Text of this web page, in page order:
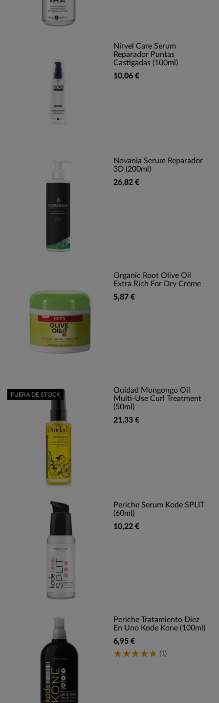
Nirvel Care Serum
Reparador Puntas
Castigadas (100ml)
10,06 €
Novania Serum Reparador
3D (200ml)
26,82 €
Organic Root Olive Oil
Extra Rich For Dry Creme
5,87 €
Ouidad Mongongo Oil
Multi-Use Curl Treatment
(50ml)
21,33 €
FUERA DE STOCK
Periche Serum Kode SPLIT
(60ml)
10,22 €
Periche Tratamiento Diez
En Uno Kode Kone (100ml)
6,95 €
(1)